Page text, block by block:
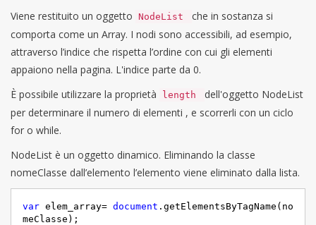
Viene restituito un oggetto NodeList
che in sostanza si
comporta come un Array. I nodi sono accessibili, ad esempio,
attraverso l’indice che rispetta l’ordine con cui gli elementi
appaiono nella pagina. L'indice parte da 0.
È possibile utilizzare la proprietà
length
dell'oggetto NodeList
per determinare il numero di elementi , e scorrerli con un ciclo
for o while.
NodeList è un oggetto dinamico. Eliminando la classe
nomeClasse dall’elemento l’elemento viene eliminato dalla lista.
var elem_array= document .getElementsByTagName(no
meClasse);